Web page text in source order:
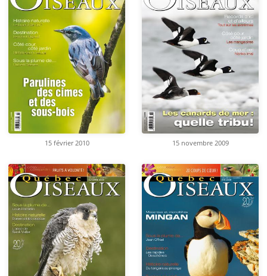
15 février 2010 15 novembre 2009